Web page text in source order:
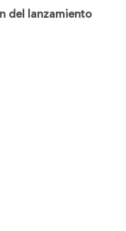
del lanzamiento